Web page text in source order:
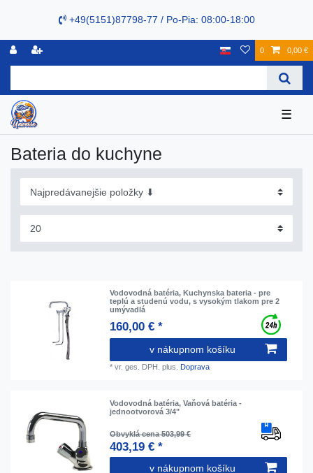
+49(5151)87798-77 / Po-Pia: 08:00-18:00
0 0,00 €
☰
Bateria do kuchyne
Vodovodná batéria, Kuchynska bateria - pre
teplú a studenú vodu, s vysokým tlakom pre 2
umývadlá
160,00 € *
v nákupnom košíku
*vr. ges. DPH. plus. Doprava
Vodovodná batéria, Vaňová batéria -
jednootvorová 3/4"
Obvyklá cena 503,99 €
403,19 € *
v nákupnom košíku